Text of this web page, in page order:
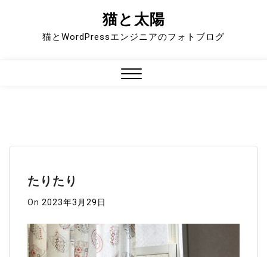
猫と太陽
猫とWordPressエンジニアのフォトブログ
たりたり
On 2023年3月29日